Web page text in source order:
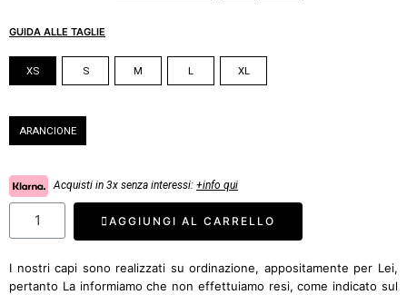
GUIDA ALLE TAGLIE
XS S M L XL
ARANCIONE
Acquisti in 3x senza interessi: +info qui
AGGIUNGI AL CARRELLO
I nostri capi sono realizzati su ordinazione, appositamente per Lei,
pertanto La informiamo che non effettuiamo resi, come indicato sul